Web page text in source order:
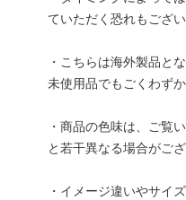
ていただく恐れもござ
・こちらは海外製品と
未使用品でもごくわず
・商品の色味は、ご覧
と若干異なる場合がござ
・イメージ違いやサイ